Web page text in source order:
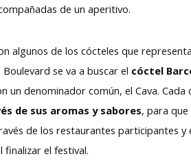
de un aperitivo.
algunos de los cócteles que
se va a buscar el cóctel
un denominador común, el Cava.
de sus aromas y sabores, para
de los restaurantes participantes
finalizar el festival.